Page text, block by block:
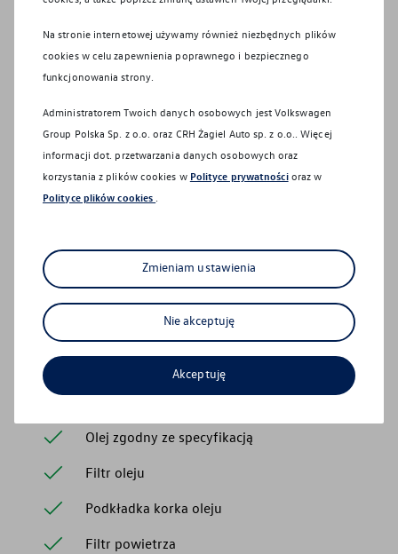
serwisowych.
Pamiętaj, że podana częstotliwość
eksploatacji samochodu. W przypadku
wykonanie niektórych prac jeszcze przed
terminem kolejnego serwisu.
Co zostanie wymienione
w czasie przeglądów
okresowych?
Olej zgodny ze specyfikacją
Filtr oleju
Podkładka korka oleju
Filtr powietrza
Na stronie internetowej używamy również niezbędnych plików
cookies w celu zapewnienia poprawnego i bezpiecznego
funkcjonowania strony.
Administratorem Twoich danych osobowych jest Volkswagen
Group Polska Sp. z o.o. oraz CRH Żagiel Auto sp. z o.o.
. Więcej
informacji dot. przetwarzania danych osobowych oraz
korzystania z plików cookies w Polityce prywatnościoraz w
Polityce plików cookies
Zmieniam ustawienia
Nie akceptuję
Akceptuję